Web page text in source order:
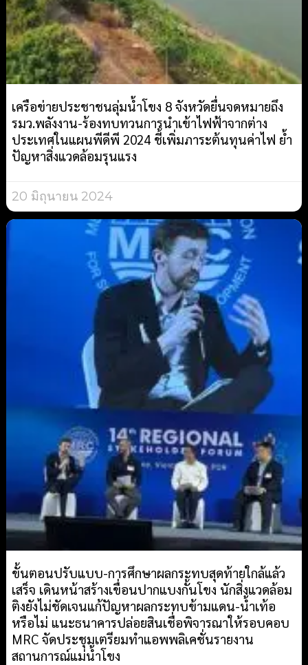
เครือข่ายประชาชนลุ่มน้ำโขง 8 จังหวัดยื่นจดหมายถึง
รมว.พลังงาน-ร้องทบทวนการนำเข้าไฟฟ้าจากต่าง
ประเทศในแผนพีดีพี 2024 ชี้เพิ่มภาระต้นทุนค่าไฟ ย้ำ
ปัญหาสิ่งแวดล้อมรุนแรง
20 มิถุนายน 2024
ขั้นตอนปรับแบบ-การศึกษาผลกระทบสุดท้ายใกล้แล้ว
เสร็จ เดินหน้าสร้างเขื่อนปากแบงกั้นโขง นักสิ่งแวดล้อม
ติงยังไม่ชัดเจนแก้ปัญหาผลกระทบข้ามแดน-น้ำเท้อ
หรือไม่ แนะธนาคารปล่อยสินเชื่อพิจารณาให้รอบคอบ
MRC จัดประชุมเตรียมทำแอพพลิเคชั่นรายงาน
สถานการณ์แม่น้ำโขง